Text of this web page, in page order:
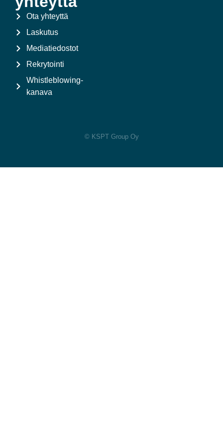
Ota yhteyttä
Laskutus
Mediatiedostot
Rekrytointi
Whistleblowing-
kanava
© KSPT Group Oy